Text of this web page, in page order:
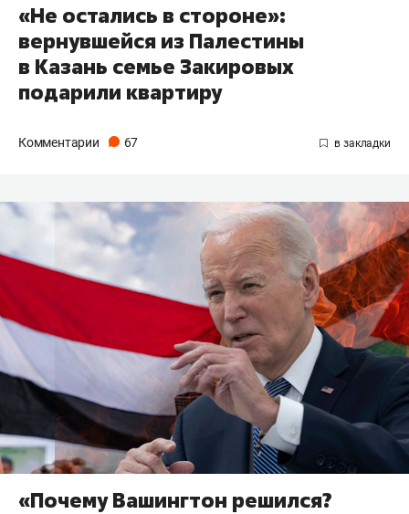
«Не остались в стороне»:
вернувшейся из Палестины
в Казань семье Закировых
подарили квартиру
Комментарии 67
«Почему Вашингтон решился?